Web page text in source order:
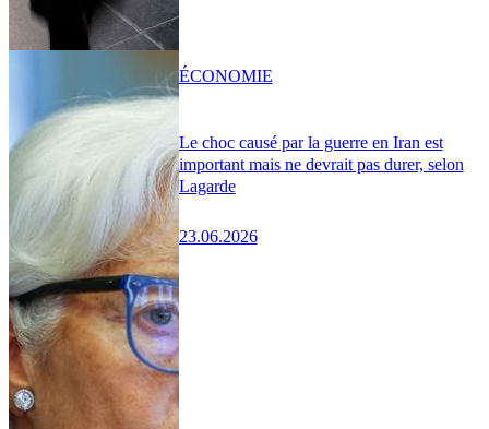
Le choc causé par la guerre en Iran est
important mais ne devrait pas durer, selon
Lagarde
23.06.2026
ÉCONOMIE